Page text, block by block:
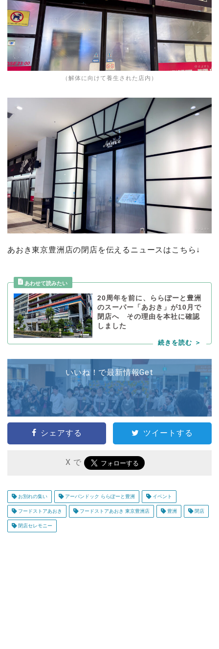
（解体に向けて養生された店内）
あおき東京豊洲店の閉店を伝えるニュースはこちら↓
20周年を前に、ららぽーと豊洲
のスーパー「あおき」が10月で
閉店へ その理由を本社に確認
しました
いいね！で最新情報Get
シェアする ツイートする
X で
お別れの集い アーバンドック ららぽーと豊洲 イベント
フードストアあおき フードストアあおき 東京豊洲店 豊洲 閉店
閉店セレモニー